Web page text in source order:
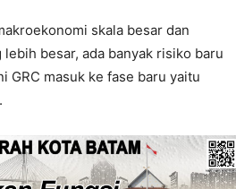
skala besar dan
besar, ada banyak risiko baru
GRC masuk ke fase baru yaitu